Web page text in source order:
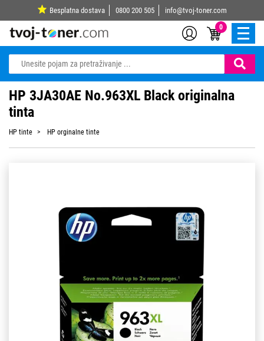
Besplatna dostava 0800 200 505 info@tvoj-toner.com
0
HP 3JA30AE No.963XL Black originalna
tinta
HP tinte HP orginalne tinte